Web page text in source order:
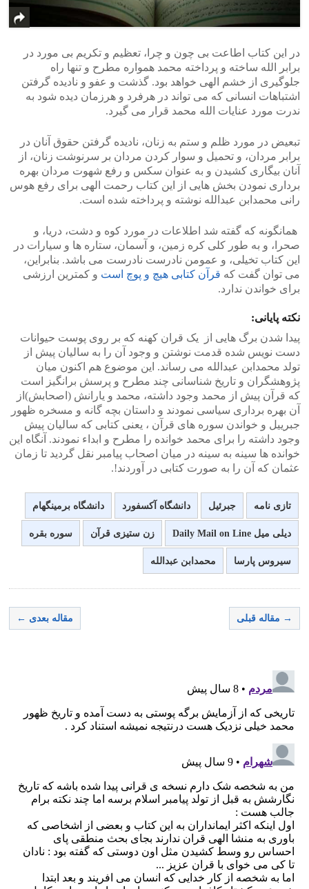
در این کتاب اطاعت بی چون و چرا، تعظیم و تکریم بی مورد در
برابر الله ساخته و پرداخته محمد همواره مطرح و تنها راه
جلوگیری از خشم الهی خواهد بود. گذشت و عفو و نادیده گرفتن
اشتباهات انسانی که می تواند در هرفرد و هرزمان دیده شود به
ندرت مورد عنایات الله محمد قرار می گیرد.
تبعیض در مورد ظلم و ستم به زنان، نادیده گرفتن حقوق آنان در
برابر مردان، و تحمیل و سوار کردن مردان بر سرنوشت زنان، از
آنان بیگاری کشیدن و به عنوان سکس و رفع شهوت مردان بهره
برداری نمودن بخش هایی از این کتاب رحمت الهی برای رفع هوس
رانی محمدابن عبدالله نوشته و پرداخته شده است.
همانگونه که گفته شد اطلاعات در مورد کوه و دشت، دریا، و
صحرا، و به طور کلی کره زمین، و آسمان، ستاره ها و سیارات در
این کتاب تخیلی، و عمومن نادرست نادرست می باشد. بنابراین،
می توان گفت که قرآن کتابی هیچ و پوچ است و کمترین ارزشی
برای خواندن ندارد.
نکته پایانی:
پیدا شدن برگ هایی از یک قران کهنه که بر روی پوست حیوانات
دست نویس شده قدمت نوشتن و وجود آن را به سالیان پیش از
تولد محمدابن عبدالله می رساند. این موضوع هم اکنون میان
پژوهشگران و تاریخ شناسانی چند مطرح و پرسش برانگیز است
که قرآن پیش از محمد وجود داشته، محمد و یارانش (اصحابش)از
آن بهره برداری سیاسی نمودند و داستان بچه گانه و مسخره ظهور
جبرییل و خواندن سوره های قرآن ، یعنی کتابی که سالیان پیش
وجود داشته را برای محمد خوانده را مطرح و ابداء نمودند. آنگاه این
خوانده ها سینه به سینه در میان اصحاب پیامبر نقل گردید تا زمان
عثمان که آن را به صورت کتابی در آوردند!.
تازی نامه جبرئیل دانشگاه آکسفورد دانشگاه برمینگهام
دیلی میل Daily Mail on Line زن ستیزی قرآن سوره بقره
سیروس پارسا محمدابن عبدالله
→ مقاله قبلی مقاله بعدی ←